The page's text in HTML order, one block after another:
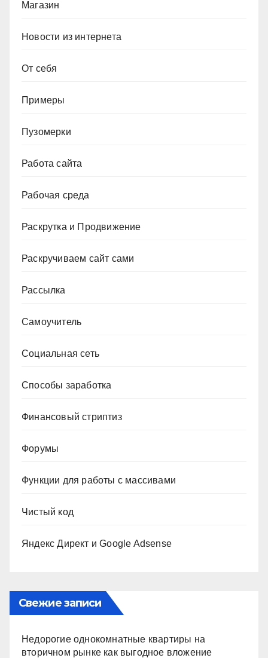
Магазин
Новости из интернета
От себя
Примеры
Пузомерки
Работа сайта
Рабочая среда
Раскрутка и Продвижение
Раскручиваем сайт сами
Рассылка
Самоучитель
Социальная сеть
Способы заработка
Финансовый стриптиз
Форумы
Функции для работы с массивами
Чистый код
Яндекс Директ и Google Adsense
Свежие записи
Недорогие однокомнатные квартиры на
вторичном рынке как выгодное вложение